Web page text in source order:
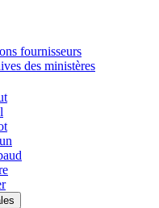
fournisseurs
des ministères